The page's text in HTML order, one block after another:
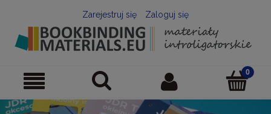
Zarejestruj się Zaloguj się